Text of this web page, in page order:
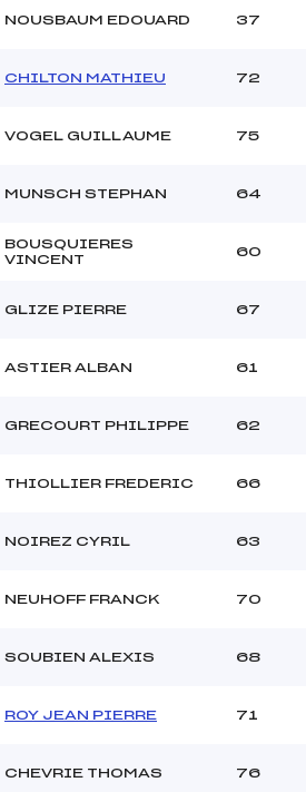
NOUSBAUM EDOUARD 37
CHILTON MATHIEU 72
VOGEL GUILLAUME 75
MUNSCH STEPHAN 64
BOUSQUIERES
VINCENT
60
GLIZE PIERRE 67
ASTIER ALBAN 61
GRECOURT PHILIPPE 62
THIOLLIER FREDERIC 66
NOIREZ CYRIL 63
NEUHOFF FRANCK 70
SOUBIEN ALEXIS 68
ROY JEAN PIERRE 71
CHEVRIE THOMAS 76